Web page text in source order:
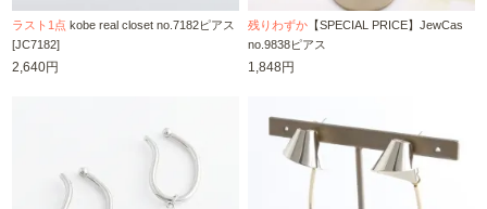
ラスト1点 kobe real closet no.7182ピアス
[JC7182]
2,640円
残りわずか 【SPECIAL PRICE】JewCas
no.9838ピアス
1,848円